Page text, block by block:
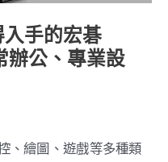
入手的宏碁
辦公、專業設
、繪圖、遊戲等多種類